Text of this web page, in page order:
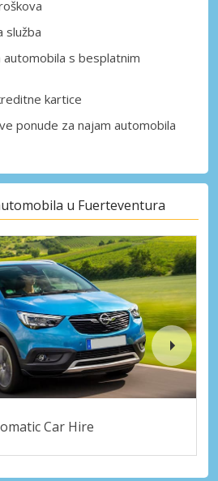
služba
automobila s besplatnim
kartice
ponude za najam automobila
u Fuerteventura
Car Hire